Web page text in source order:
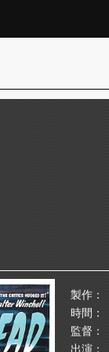
製作
時間
監督
出演